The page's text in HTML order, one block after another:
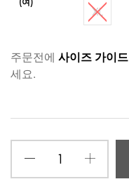
(여)
XL
주문전에 사이즈 가이드
세요.